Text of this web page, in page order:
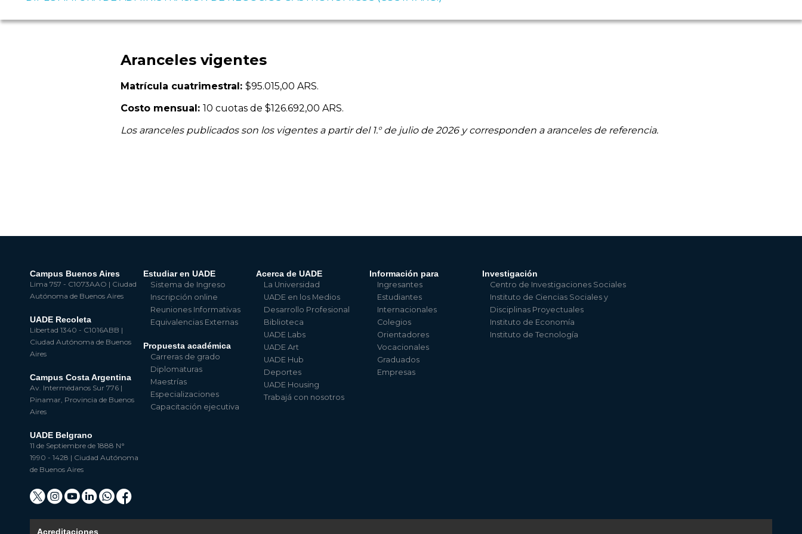
Aranceles vigentes
Matrícula cuatrimestral: $95.015,00 ARS.
Costo mensual: 10 cuotas de $126.692,00 ARS.
Los aranceles publicados son los vigentes a partir del 1.° de julio de 2026 y corresponden a aranceles de referencia.
Campus Buenos Aires
Lima 757 - C1073AAO | Ciudad
Autónoma de Buenos Aires
UADE Recoleta
Libertad 1340 - C1016ABB |
Ciudad Autónoma de Buenos
Aires
Campus Costa Argentina
Av. Intermédanos Sur 776 |
Pinamar, Provincia de Buenos
Aires
UADE Belgrano
11 de Septiembre de 1888 N°
1990 - 1428 | Ciudad Autónoma
de Buenos Aires
Estudiar en UADE
Sistema de Ingreso
Inscripción online
Reuniones Informativas
Equivalencias Externas
Propuesta académica
Carreras de grado
Diplomaturas
Maestrías
Especializaciones
Capacitación ejecutiva
Acerca de UADE
La Universidad
UADE en los Medios
Desarrollo Profesional
Biblioteca
UADE Labs
UADE Art
UADE Hub
Deportes
UADE Housing
Trabajá con nosotros
Información para
Ingresantes
Estudiantes
Internacionales
Colegios
Orientadores
Vocacionales
Graduados
Empresas
Investigación
Centro de Investigaciones Sociales
Instituto de Ciencias Sociales y
Disciplinas Proyectuales
Instituto de Economía
Instituto de Tecnología
Acreditaciones